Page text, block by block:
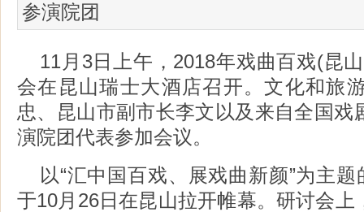
参演院团
11月3日上午，2018年戏曲百戏(昆
会在昆山瑞士大酒店召开。文化和旅
忠、昆山市副市长李文以及来自全国戏
演院团代表参加会议。
以“汇中国百戏、展戏曲新颜”为主
于10月26日在昆山拉开帷幕。研讨会上